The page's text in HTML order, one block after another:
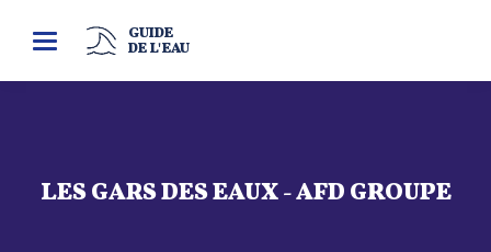
Toggle
GUIDE
DE L'EAU
LES GARS DES EAUX - AFD GROUPE